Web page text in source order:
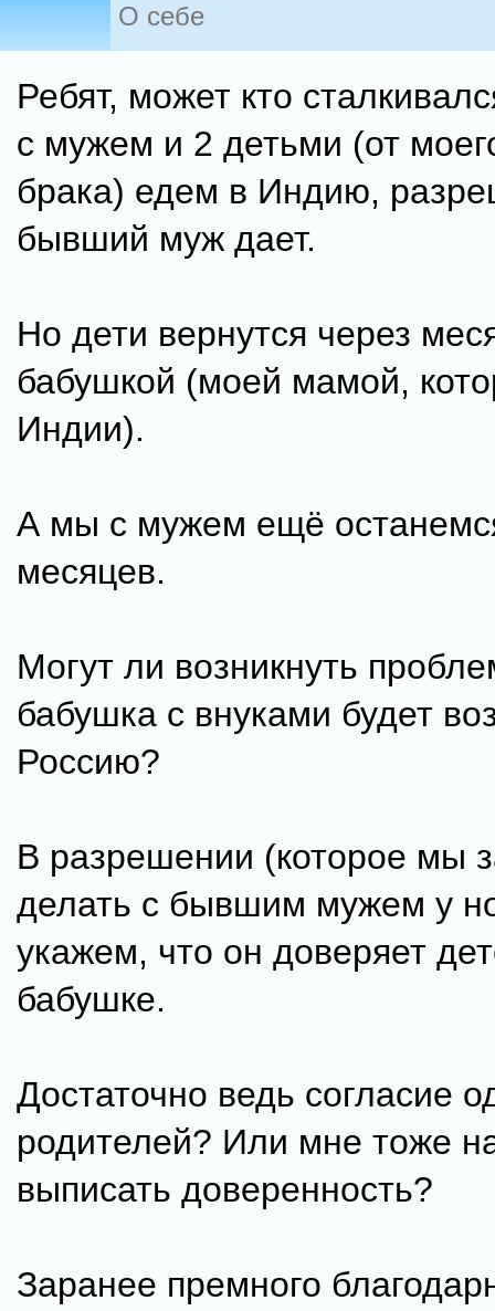
О себе
Ребят, может кто
с мужем и 2 детьми (от
брака) едем в Индию,
бывший муж дает.
Но дети вернутся через
бабушкой (моей мамой,
Индии).
А мы с мужем ещё
месяцев.
Могут ли возникнуть
бабушка с внуками будет
Россию?
В разрешении (которое мы
делать с бывшим мужем у
укажем, что он доверяет
бабушке.
Достаточно ведь согласие
родителей? Или мне тоже
выписать доверенность?
Заранее премного